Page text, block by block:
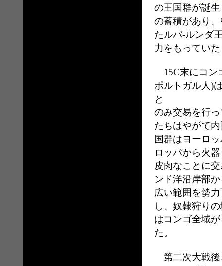
の王国群が誕
の蓄積があり
たルバ‐ルンダ
力をもってい
15C末にコン
ポルトガル人)
と
のみ交易を行
たちはやがて
国群はヨーロ
ロッパから火
皮肉なことに
ンド洋沿岸部
広い範囲を勢
し、奴隷狩り
はコンゴ全域
た。
第二次大戦後